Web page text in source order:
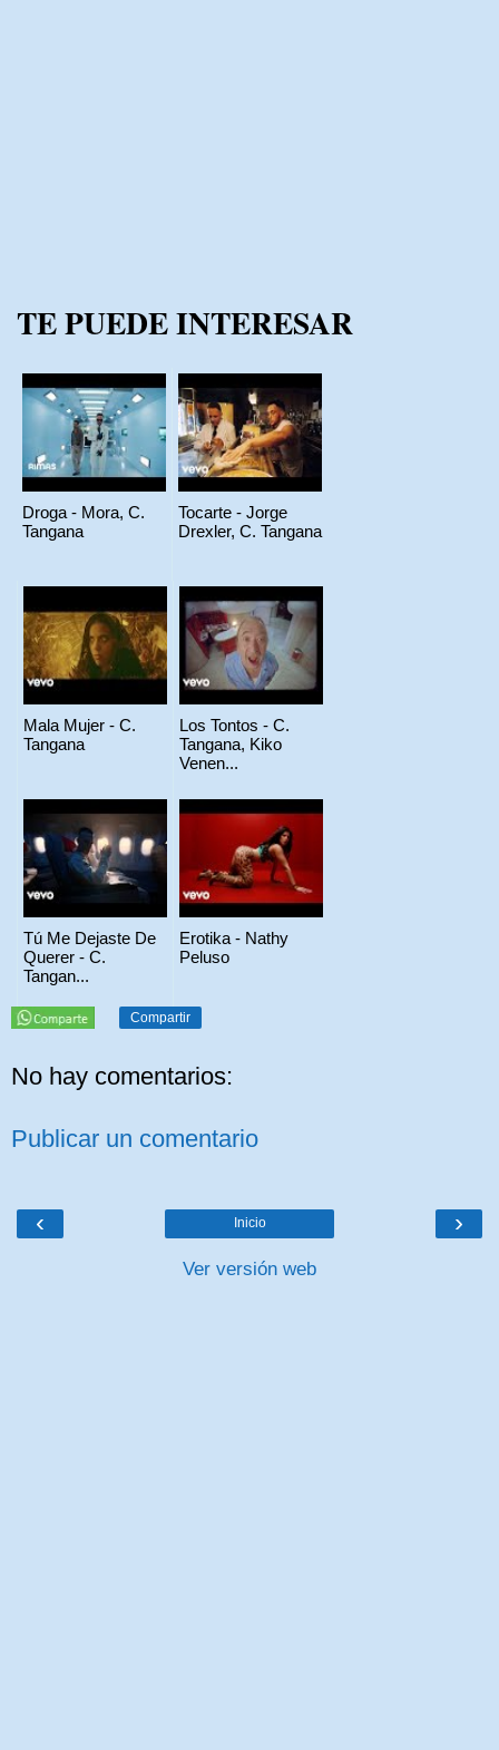
TE PUEDE INTERESAR
Droga - Mora, C.
Tangana
Tocarte - Jorge
Drexler, C. Tangana
Mala Mujer - C.
Tangana
Los Tontos - C.
Tangana, Kiko
Venen...
Tú Me Dejaste De
Querer - C.
Tangan...
Erotika - Nathy
Peluso
Compartir
No hay comentarios:
Publicar un comentario
‹ ›
Inicio
Ver versión web